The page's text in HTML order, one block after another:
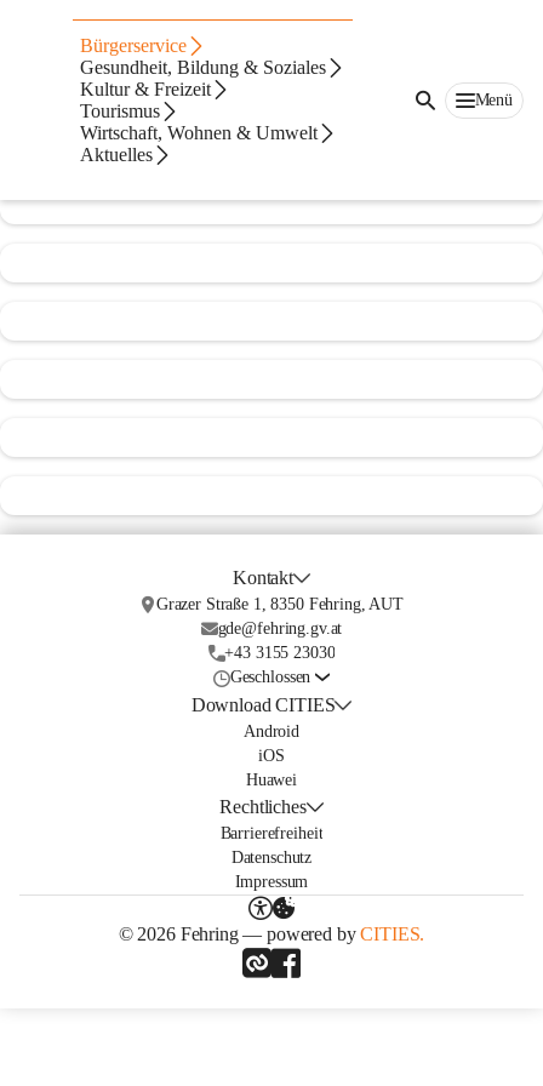
Bürgerservice
Gesundheit, Bildung & Soziales
Kultur & Freizeit
Tourismus
Wirtschaft, Wohnen & Umwelt
Aktuelles
Menü
Freiwillige Feuerwehr Hatzendorf
@freiwillige-feuerwehr-hatzendorf
Feuerwehr
Kontakt
Grazer Straße 1, 8350 Fehring, AUT
gde@fehring.gv.at
+43 3155 23030
Geschlossen
Download CITIES
Android
iOS
Huawei
Rechtliches
Barrierefreiheit
Datenschutz
Impressum
© 2026 Fehring — powered byCITIES.